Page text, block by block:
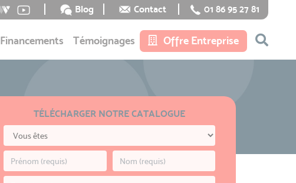
Blog Contact 01 86 95 27 81
Financements Témoignages Offre Entreprise
TÉLÉCHARGER NOTRE CATALOGUE